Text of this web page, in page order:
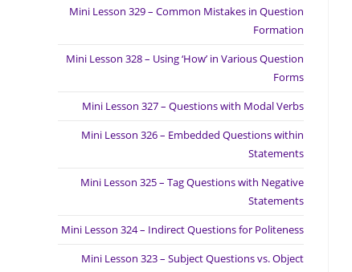
Mini Lesson 329 – Common Mistakes in Question
Formation
Mini Lesson 328 – Using ‘How’ in Various Question
Forms
Mini Lesson 327 – Questions with Modal Verbs
Mini Lesson 326 – Embedded Questions within
Statements
Mini Lesson 325 – Tag Questions with Negative
Statements
Mini Lesson 324 – Indirect Questions for Politeness
Mini Lesson 323 – Subject Questions vs. Object